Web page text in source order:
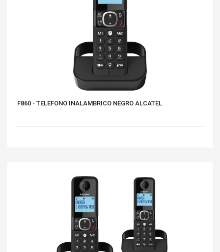
F860 - TELEFONO INALAMBRICO NEGRO ALCATEL